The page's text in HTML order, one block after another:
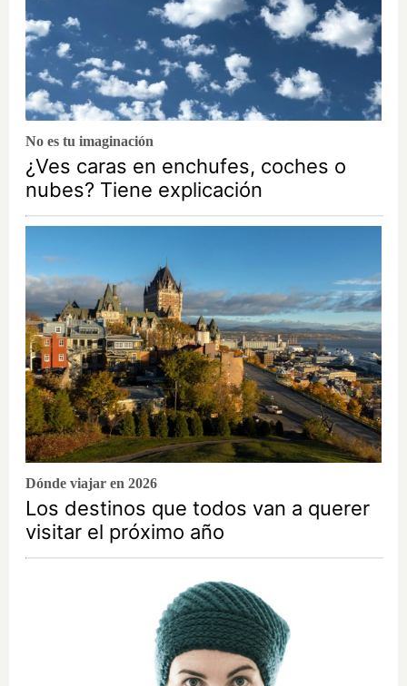
No es tu imaginación
¿Ves caras en enchufes, coches o
nubes? Tiene explicación
Dónde viajar en 2026
Los destinos que todos van a querer
visitar el próximo año